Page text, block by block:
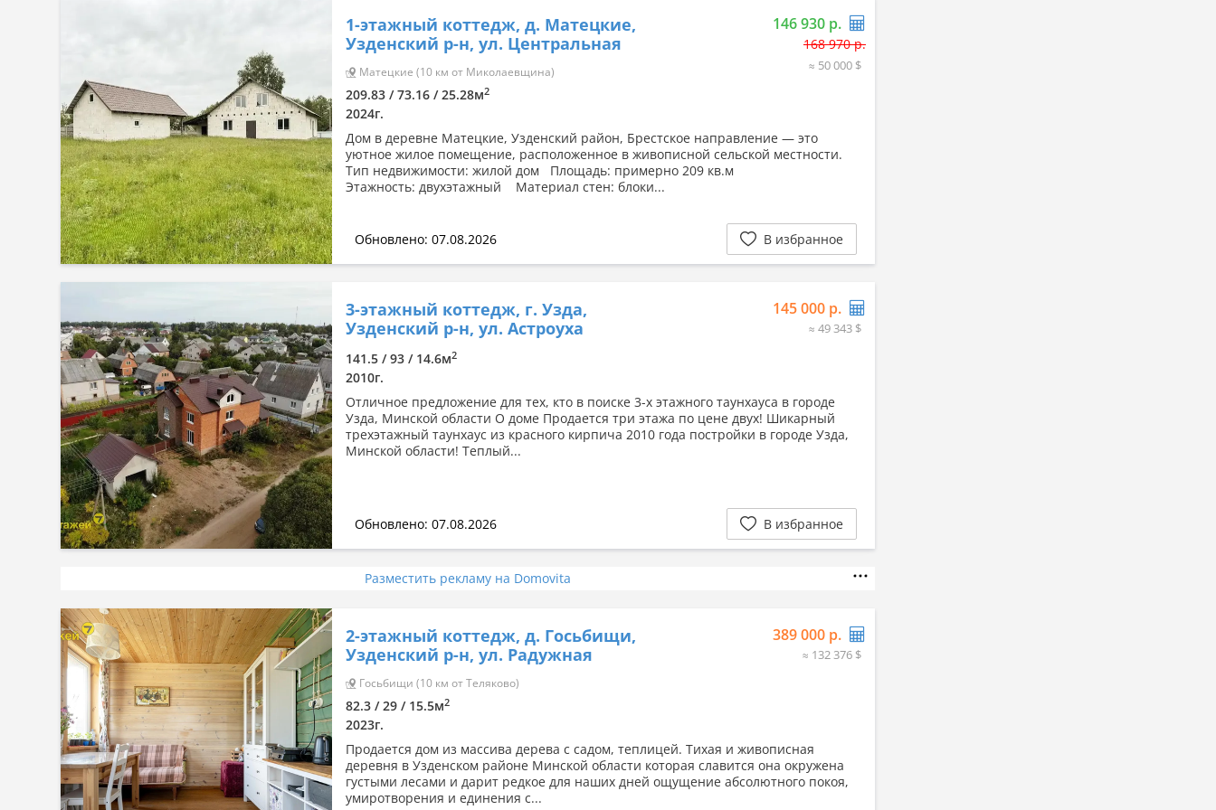
1-этажный коттедж, д. Матецкие,
Узденский р-н, ул. Центральная
Матецкие (10 км от Миколаевщина)
146 930 р.
168 970 р.
≈ 50 000 $
209.83 / 73.16 / 25.28м2
2024г.
Дом в деревне Матецкие, Узденский район, Брестское направление — это
уютное жилое помещение, расположенное в живописной сельской местности.
Тип недвижимости: жилой дом Площадь: примерно 209 кв.м
Этажность: двухэтажный Материал стен: блоки...
Обновлено: 07.08.2026 В избранное
3-этажный коттедж, г. Узда,
Узденский р-н, ул. Астроуха
145 000 р.
≈ 49 343 $
141.5 / 93 / 14.6м2
2010г.
Отличное предложение для тех, кто в поиске 3-х этажного таунхауса в городе
Узда, Минской области О доме Продается три этажа по цене двух! Шикарный
трехэтажный таунхаус из красного кирпича 2010 года постройки в городе Узда,
Минской области! Теплый...
Обновлено: 07.08.2026 В избранное
Разместить рекламу на Domovita
2-этажный коттедж, д. Госьбищи,
Узденский р-н, ул. Радужная
Госьбищи (10 км от Теляково)
389 000 р.
≈ 132 376 $
82.3 / 29 / 15.5м2
2023г.
Продается дом из массива дерева с садом, теплицей. Тихая и живописная
деревня в Узденском районе Минской области которая славится она окружена
густыми лесами и дарит редкое для наших дней ощущение абсолютного покоя,
умиротворения и единения с...